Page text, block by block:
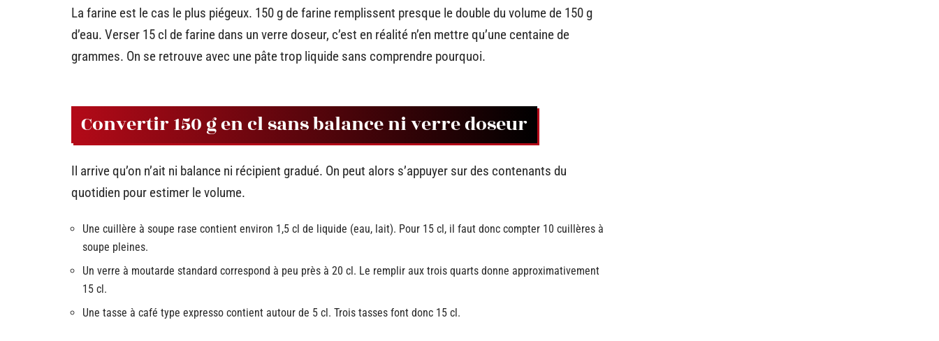
La farine est le cas le plus piégeux. 150 g de farine remplissent presque le double du volume de 150 g
d’eau. Verser 15 cl de farine dans un verre doseur, c’est en réalité n’en mettre qu’une centaine de
grammes. On se retrouve avec une pâte trop liquide sans comprendre pourquoi.
Convertir 150 g en cl sans balance ni verre doseur
Il arrive qu’on n’ait ni balance ni récipient gradué. On peut alors s’appuyer sur des contenants du
quotidien pour estimer le volume.
Une cuillère à soupe rase contient environ 1,5 cl de liquide (eau, lait). Pour 15 cl, il faut donc compter 10 cuillères à
soupe pleines.
Un verre à moutarde standard correspond à peu près à 20 cl. Le remplir aux trois quarts donne approximativement
15 cl.
Une tasse à café type expresso contient autour de 5 cl. Trois tasses font donc 15 cl.